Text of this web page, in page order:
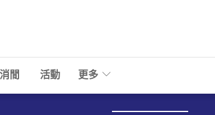
閒 活動 更多